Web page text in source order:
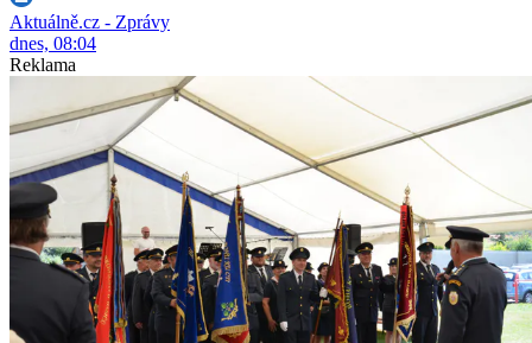
Aktuálně.cz - Zprávy
dnes, 08:04
Reklama